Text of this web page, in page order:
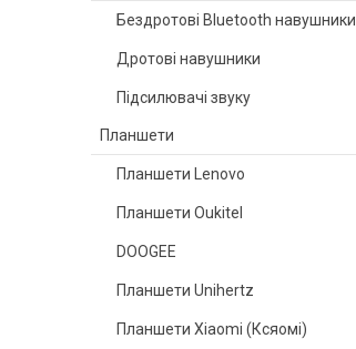
Бездротові Bluetooth навушники
Дротові навушники
Підсилювачі звуку
Планшети
Планшети Lenovo
Планшети Oukitel
DOOGEE
Планшети Unihertz
Планшети Xiaomi (Ксяомі)